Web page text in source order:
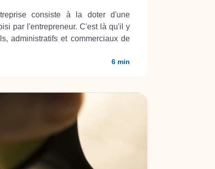
consiste à la doter d'une
par l'entrepreneur. C'est là qu'il y
administratifs et commerciaux de
6 min